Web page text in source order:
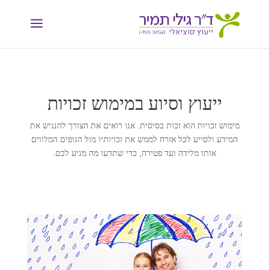
ייעוץ וסיוע במימוש זכויות
מימוש זכויות הוא זכות בסיסית. אנו רואים את הצורך להנגיש את
המידע ולסייע לכל אזרח לממש את זכויותיו מול הגופים המלווים
אותו מלידה ועד פטירה, כדי שתדעו מה מגיע לכם.